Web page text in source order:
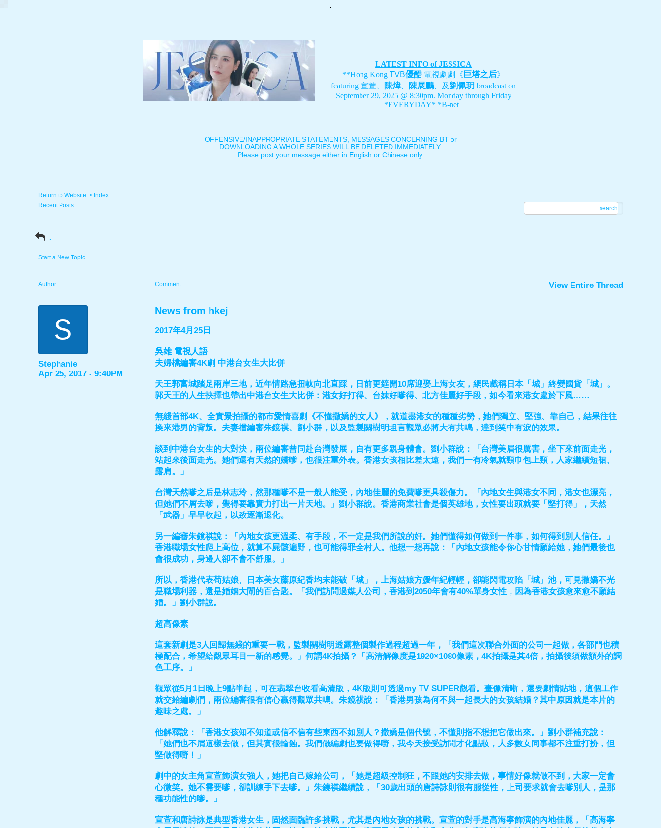
.
LATEST INFO of JESSICA
**Hong Kong TVB優酷電視劇劇《 巨塔之后》
featuring 宣萱、 陳煒、 陳展鵬 、及劉佩玥 broadcast on
September 29, 2025 @ 8:30pm. Monday through Friday
*EVERYDAY* *B-net
OFFENSIVE/INAPPROPRIATE STATEMENTS, MESSAGES CONCERNING BT or
DOWNLOADING A WHOLE SERIES WILL BE DELETED IMMEDIATELY.
Please post your message either in English or Chinese only.
Return to Website > Index
Recent Posts
search
.
Start a New Topic
Author Comment View Entire Thread
S
Stephanie
Apr 25, 2017 - 9:40PM
News from hkej
2017年4月25日
吳雄 電視人語
夫婦檔編審4K劇 中港台女生大比併
天王郭富城踏足兩岸三地，近年情路急扭軚向北直踩，日前更筵開10席迎娶上海女友，網民戲稱日本「城」終變國貨「城」。
郭天王的人生抉擇也帶出中港台女生大比併：港女好打得、台妹好嗲得、北方佳麗好手段，如今看來港女處於下風……
無綫首部4K、全實景拍攝的都市愛情喜劇《不懂撒嬌的女人》，就道盡港女的種種劣勢，她們獨立、堅強、靠自己，結果往往
換來港男的背叛。夫妻檔編審朱鏡祺、劉小群，以及監製關樹明坦言觀眾必將大有共鳴，達到笑中有淚的效果。
談到中港台女生的大對決，兩位編審曾同赴台灣發展，自有更多親身體會。劉小群說：「台灣美眉很厲害，坐下來前面走光，
站起來後面走光。她們還有天然的嬌嗲，也很注重外表。香港女孩相比差太遠，我們一有冷氣就頸巾包上頸，人家繼續短裙、
露肩。」
台灣天然嗲之后是林志玲，然那種嗲不是一般人能受，內地佳麗的免費嗲更具殺傷力。「內地女生與港女不同，港女也漂亮，
但她們不屑去嗲，覺得要靠實力打出一片天地。」劉小群說。香港商業社會是個英雄地，女性要出頭就要「堅打得」，天然
「武器」早早收起，以致逐漸退化。
另一編審朱鏡祺說：「內地女孩更溫柔、有手段，不一定是我們所說的奸。她們懂得如何做到一件事，如何得到別人信任。」
香港職場女性爬上高位，就算不屍骸遍野，也可能得罪全村人。他想一想再說：「內地女孩能令你心甘情願給她，她們最後也
會很成功，身邊人卻不會不舒服。」
所以，香港代表苟姑娘、日本美女藤原紀香均未能破「城」，上海姑娘方媛年紀輕輕，卻能閃電攻陷「城」池，可見撒嬌不光
是職場利器，還是婚姻大閘的百合匙。「我們訪問過媒人公司，香港到2050年會有40%單身女性，因為香港女孩愈來愈不願結
婚。」劉小群說。
超高像素
這套新劇是3人回歸無綫的重要一戰，監製關樹明透露整個製作過程超過一年，「我們這次聯合外面的公司一起做，各部門也積
極配合，希望給觀眾耳目一新的感覺。」何謂4K拍攝？「高清解像度是1920×1080像素，4K拍攝是其4倍，拍攝後須做額外的調
色工序。」
觀眾從5月1日晚上9點半起，可在翡翠台收看高清版，4K版則可透過my TV SUPER觀看。畫像清晰，還要劇情貼地，這個工作
就交給編劇們，兩位編審很有信心贏得觀眾共鳴。朱鏡祺說：「香港男孩為何不與一起長大的女孩結婚？其中原因就是本片的
趣味之處。」
他解釋說：「香港女孩知不知道或信不信有些東西不如別人？撒嬌是個代號，不懂則指不想把它做出來。」劉小群補充說：
「她們也不屑這樣去做，但其實很輸蝕。我們做編劇也要做得嘢，我今天接受訪問才化點妝，大多數女同事都不注重打扮，但
堅做得嘢！」
劇中的女主角宣萱飾演女強人，她把自己嫁給公司，「她是超級控制狂，不跟她的安排去做，事情好像就做不到，大家一定會
心微笑。她不需要嗲，卻訓練手下去嗲。」朱鏡祺繼續說，「30歲出頭的唐詩詠則很有服從性，上司要求就會去嗲別人，是那
種功能性的嗲。」
宣萱和唐詩詠是典型香港女生，固然面臨許多挑戰，尤其是內地女孩的挑戰。宣萱的對手是高海寧飾演的內地佳麗，「高海寧